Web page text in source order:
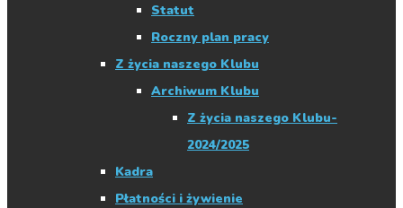
Statut
Roczny plan pracy
Z życia naszego Klubu
Archiwum Klubu
Z życia naszego Klubu-
2024/2025
Kadra
Płatności i żywienie